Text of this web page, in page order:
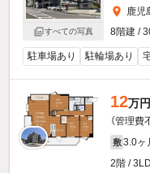
すべての写真
鹿児
8階建 /
駐車場あり 駐輪場あり
12万円
（管理費
敷 3.0ヶ
2階 /